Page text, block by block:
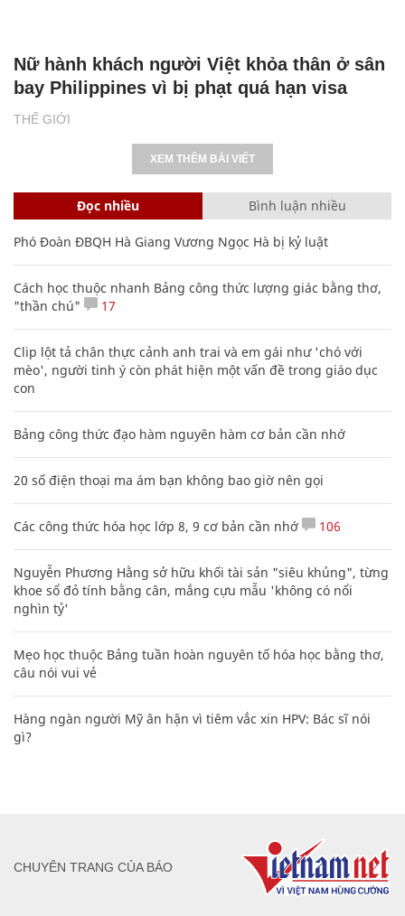
THẾ GIỚI
Nữ hành khách người Việt khỏa thân ở sân
bay Philippines vì bị phạt quá hạn visa
XEM THÊM BÀI VIẾT
Đọc nhiều Bình luận nhiều
Phó Đoàn ĐBQH Hà Giang Vương Ngọc Hà bị kỷ luật
Cách học thuộc nhanh Bảng công thức lượng giác bằng thơ,
"thần chú"
17
Clip lột tả chân thực cảnh anh trai và em gái như 'chó với
mèo', người tinh ý còn phát hiện một vấn đề trong giáo dục
con
Bảng công thức đạo hàm nguyên hàm cơ bản cần nhớ
20 số điện thoại ma ám bạn không bao giờ nên gọi
Các công thức hóa học lớp 8, 9 cơ bản cần nhớ 106
Nguyễn Phương Hằng sở hữu khối tài sản "siêu khủng", từng
khoe sổ đỏ tính bằng cân, mắng cựu mẫu 'không có nổi
nghìn tỷ'
Mẹo học thuộc Bảng tuần hoàn nguyên tố hóa học bằng thơ,
câu nói vui vẻ
Hàng ngàn người Mỹ ân hận vì tiêm vắc xin HPV: Bác sĩ nói
gì?
CHUYÊN TRANG CỦA BÁO